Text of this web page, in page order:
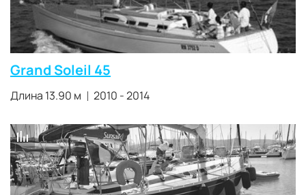
Grand Soleil 45
Длина 13.90 м 2010 - 2014